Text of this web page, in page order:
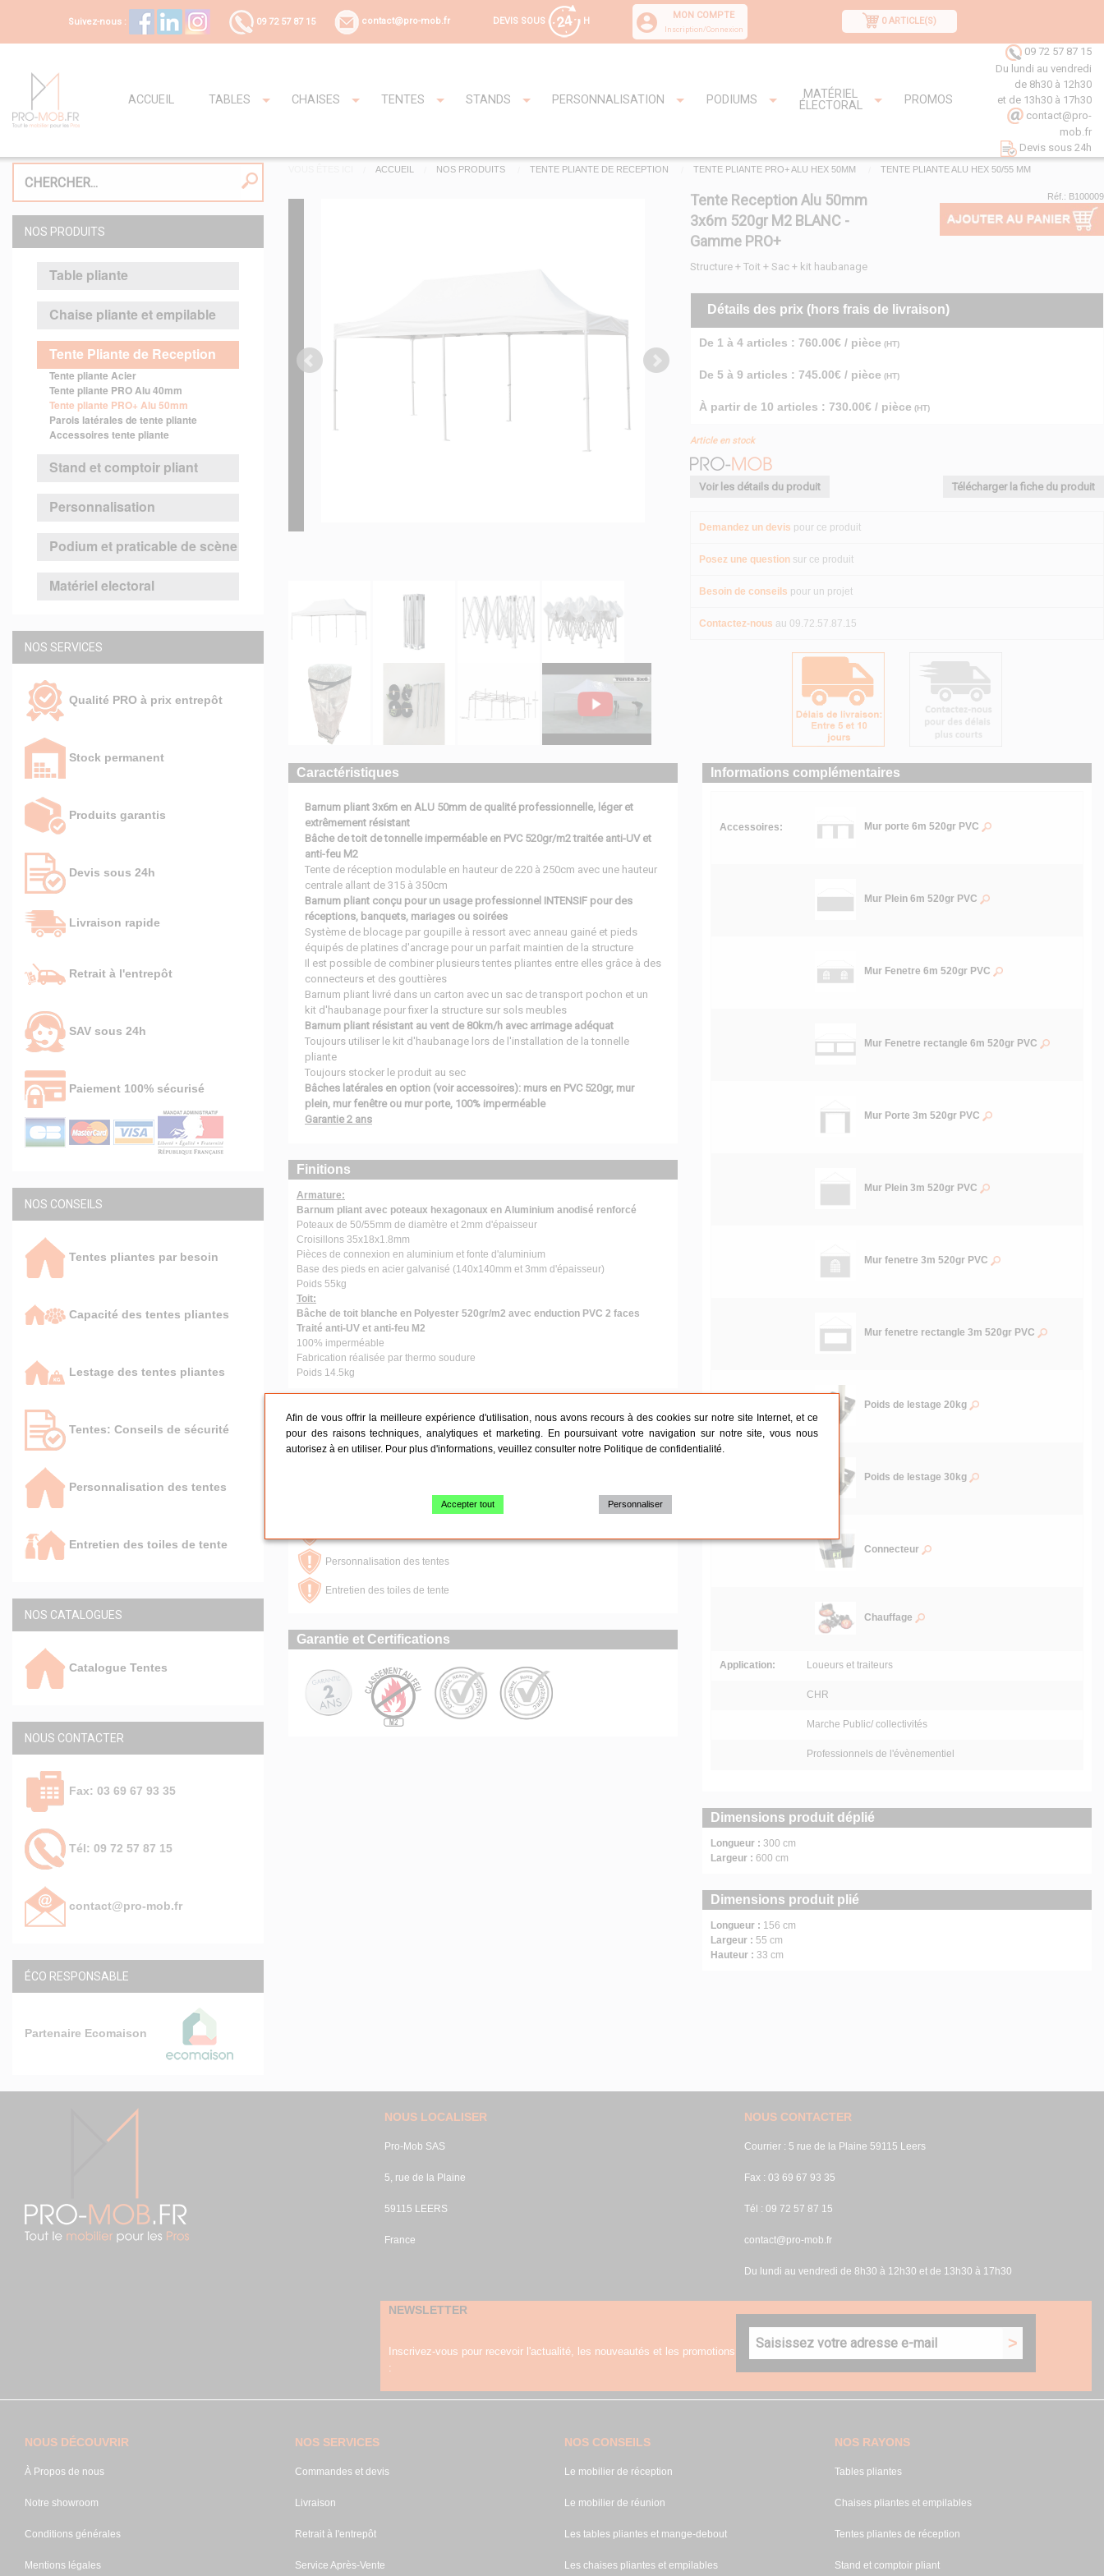
Suivez-nous : 09 72 57 87 15 contact@pro-mob.fr DEVIS SOUS H
MON COMPTE
Inscription/Connexion
0 ARTICLE(S)
ACCUEIL TABLES CHAISES TENTES STANDS PERSONNALISATION PODIUMS
MATÉRIEL
ÉLECTORAL
PROMOS
09 72 57 87 15
Du lundi au vendredi
de 8h30 à 12h30
et de 13h30 à 17h30
contact@pro-
mob.fr
Devis sous 24h
NOS PRODUITS
Table pliante
Chaise pliante et empilable
Tente Pliante de Reception
Tente pliante Acier
Tente pliante PRO Alu 40mm
Tente pliante PRO+ Alu 50mm
Parois latérales de tente pliante
Accessoires tente pliante
Stand et comptoir pliant
Personnalisation
Podium et praticable de scène
Matériel electoral
NOS SERVICES
Qualité PRO à prix entrepôt
Stock permanent
Produits garantis
Devis sous 24h
Livraison rapide
Retrait à l'entrepôt
SAV sous 24h
Paiement 100% sécurisé
NOS CONSEILS
Tentes pliantes par besoin
Capacité des tentes pliantes
Lestage des tentes pliantes
Tentes: Conseils de sécurité
Personnalisation des tentes
Entretien des toiles de tente
NOS CATALOGUES
Catalogue Tentes
NOUS CONTACTER
Fax: 03 69 67 93 35
Tél: 09 72 57 87 15
contact@pro-mob.fr
ÉCO RESPONSABLE
Partenaire Ecomaison
ACCUEIL NOS PRODUITS TENTE PLIANTE DE RECEPTION TENTE PLIANTE PRO+ ALU HEX 50MM TENTE PLIANTE ALU HEX 50/55 MM
Tente Reception Alu 50mm
3x6m 520gr M2 BLANC -
Gamme PRO+
Structure + Toit + Sac + kit haubanage
Réf.: B100009
Détails des prix (hors frais de livraison)
De 1 à 4 articles : 760.00€ / pièce (HT)
De 5 à 9 articles : 745.00€ / pièce (HT)
À partir de 10 articles : 730.00€ / pièce (HT)
Article en stock
Voir les détails du produit Télécharger la fiche du produit
Demandez un devis pour ce produit
Posez une question sur ce produit
Besoin de conseils pour un projet
Contactez-nous au 09.72.57.87.15
Caractéristiques
Barnum pliant 3x6m en ALU 50mm de qualité professionnelle, léger et
extrêmement résistant
Bâche de toit de tonnelle imperméable en PVC 520gr/m2 traitée anti-UV et
anti-feu M2
Tente de réception modulable en hauteur de 220 à 250cm avec une hauteur
centrale allant de 315 à 350cm
Barnum pliant conçu pour un usage professionnel INTENSIF pour des
réceptions, banquets, mariages ou soirées
Système de blocage par goupille à ressort avec anneau gainé et pieds
équipés de platines d'ancrage pour un parfait maintien de la structure
Il est possible de combiner plusieurs tentes pliantes entre elles grâce à des
connecteurs et des gouttières
Barnum pliant livré dans un carton avec un sac de transport pochon et un
kit d'haubanage pour fixer la structure sur sols meubles
Barnum pliant résistant au vent de 80km/h avec arrimage adéquat
Toujours utiliser le kit d'haubanage lors de l'installation de la tonnelle
pliante
Toujours stocker le produit au sec
Bâches latérales en option (voir accessoires): murs en PVC 520gr, mur
plein, mur fenêtre ou mur porte, 100% imperméable
Garantie 2 ans
Finitions
Armature:
Barnum pliant avec poteaux hexagonaux en Aluminium anodisé renforcé
Poteaux de 50/55mm de diamètre et 2mm d'épaisseur
Croisillons 35x18x1.8mm
Pièces de connexion en aluminium et fonte d'aluminium
Base des pieds en acier galvanisé (140x140mm et 3mm d'épaisseur)
Poids 55kg
Toit:
Bâche de toit blanche en Polyester 520gr/m2 avec enduction PVC 2 faces
Traité anti-UV et anti-feu M2
100% imperméable
Fabrication réalisée par thermo soudure
Poids 14.5kg
Conseils
Tentes pliantes par besoin
Lestage des tentes pliantes
Personnalisation des tentes
Entretien des toiles de tente
Garantie et Certifications
Informations complémentaires
Accessoires: Mur porte 6m 520gr PVC
Mur Plein 6m 520gr PVC
Mur Fenetre 6m 520gr PVC
Mur Fenetre rectangle 6m 520gr PVC
Mur Porte 3m 520gr PVC
Mur Plein 3m 520gr PVC
Mur fenetre 3m 520gr PVC
Mur fenetre rectangle 3m 520gr PVC
Poids de lestage 20kg
Poids de lestage 30kg
Connecteur
Chauffage
Application: Loueurs et traiteurs
CHR
Marche Public/ collectivités
Professionnels de l'évènementiel
Dimensions produit déplié
Longueur : 300 cm
Largeur : 600 cm
Dimensions produit plié
Longueur : 156 cm
Largeur : 55 cm
Hauteur : 33 cm
NOUS LOCALISER
Pro-Mob SAS
5, rue de la Plaine
59115 LEERS
France
NOUS CONTACTER
Courrier : 5 rue de la Plaine 59115 Leers
Fax : 03 69 67 93 35
Tél : 09 72 57 87 15
contact@pro-mob.fr
Du lundi au vendredi de 8h30 à 12h30 et de 13h30 à 17h30
NEWSLETTER
Inscrivez-vous pour recevoir l'actualité, les nouveautés et les promotions
:
NOUS DÉCOUVRIR
À Propos de nous
Notre showroom
Conditions générales
Mentions légales
NOS SERVICES
Commandes et devis
Livraison
Retrait à l'entrepôt
Service Après-Vente
NOS CONSEILS
Le mobilier de réception
Le mobilier de réunion
Les tables pliantes et mange-debout
Les chaises pliantes et empilables
NOS RAYONS
Tables pliantes
Chaises pliantes et empilables
Tentes pliantes de réception
Stand et comptoir pliant
Afin de vous offrir la meilleure expérience d'utilisation, nous avons recours à des cookies sur notre site Internet, et ce
pour des raisons techniques, analytiques et marketing. En poursuivant votre navigation sur notre site, vous nous
autorisez à en utiliser. Pour plus d'informations, veuillez consulter notre Politique de confidentialité
Accepter tout Personnaliser